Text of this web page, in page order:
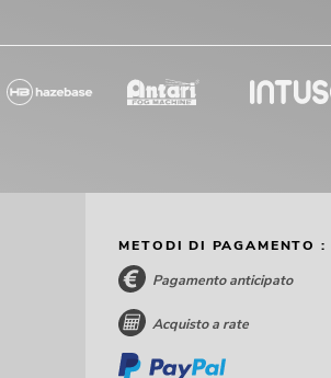
METODI DI PAGAMENTO :
Pagamento anticipato
Acquisto a rate